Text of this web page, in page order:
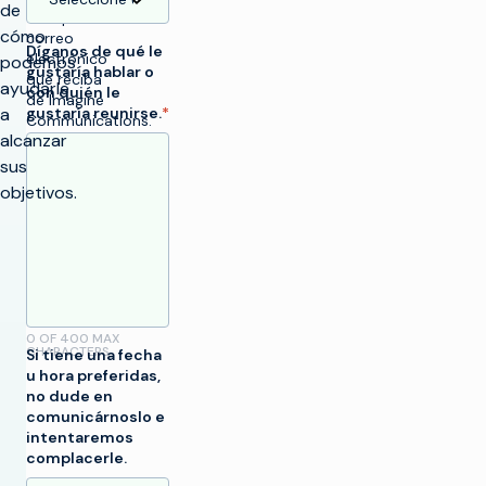
de
cómo
podemos
ayudarle
a
alcanzar
sus
objetivos.
Díganos de qué le
gustaría hablar o
con quién le
gustaría reunirse.*
0 OF 400 MAX
CHARACTERS
Si tiene una fecha
u hora preferidas,
no dude en
comunicárnoslo e
intentaremos
complacerle.
cualquier
correo
electrónico
que reciba
de Imagine
Communications.
Para más
consulte
nuestra
SOLUCIONES